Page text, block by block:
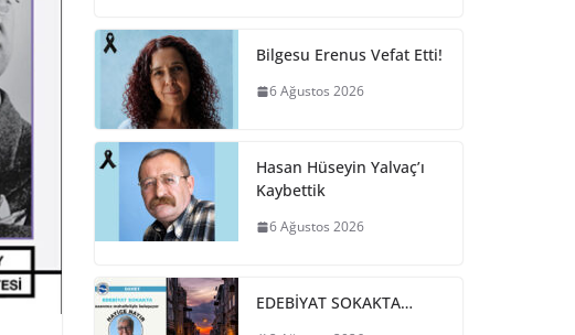
Bilgesu Erenus Vefat Etti!
6 Ağustos 2026
Hasan Hüseyin Yalvaç’ı
Kaybettik
6 Ağustos 2026
EDEBİYAT SOKAKTA…